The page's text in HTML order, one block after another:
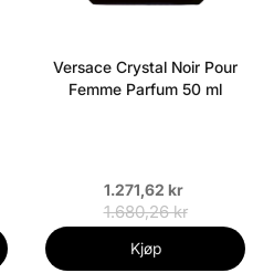
Versace Crystal Noir Pour
Femme Parfum 50 ml
1.271,62 kr
1.680,26 kr
Kjøp